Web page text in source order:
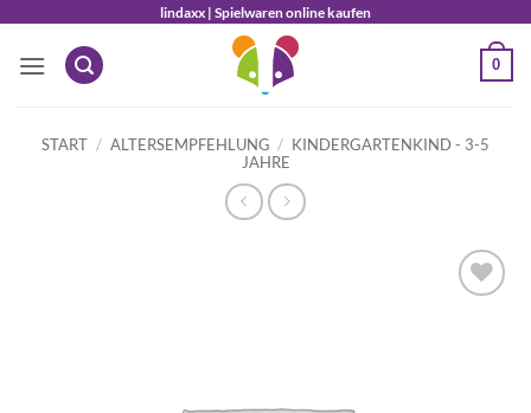
springen
lindaxx | Spielwaren online kaufen
0
START / ALTERSEMPFEHLUNG / KINDERGARTENKIND - 3-5
JAHRE